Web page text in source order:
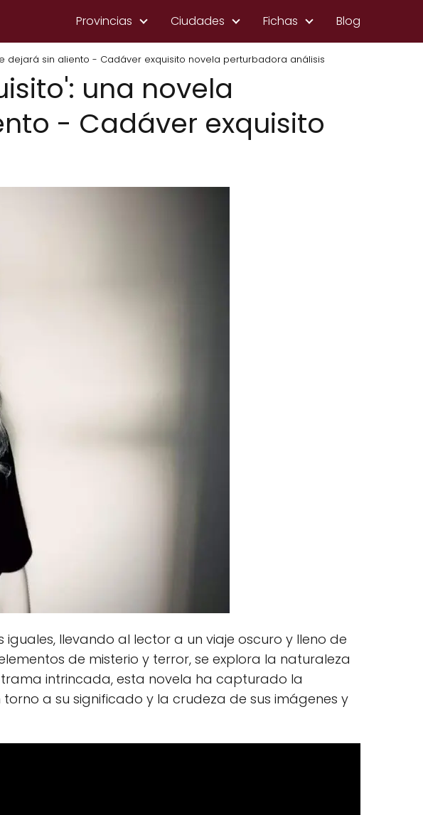
Provincias Ciudades Fichas Blog
sin aliento - Cadáver exquisito novela perturbadora análisis
una novela
- Cadáver exquisito
llevando al lector a un viaje oscuro y lleno de
de misterio y terror, se explora la naturaleza
trama intrincada, esta novela ha capturado la
a su significado y la crudeza de sus imágenes y